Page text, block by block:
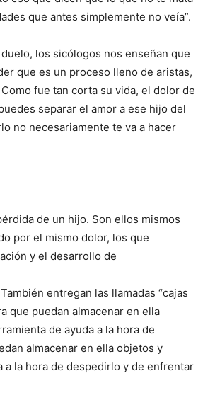
que antes simplemente no veía”.
los sicólogos nos enseñan que
que es un proceso lleno de aristas,
fue tan corta su vida, el dolor de
separar el amor a ese hijo del
no necesariamente te va a hacer
de un hijo. Son ellos mismos
por el mismo dolor, los que
y el desarrollo de
entregan las llamadas “cajas
que puedan almacenar en ella
de ayuda a la hora de
almacenar en ella objetos y
a la hora de despedirlo y de enfrentar